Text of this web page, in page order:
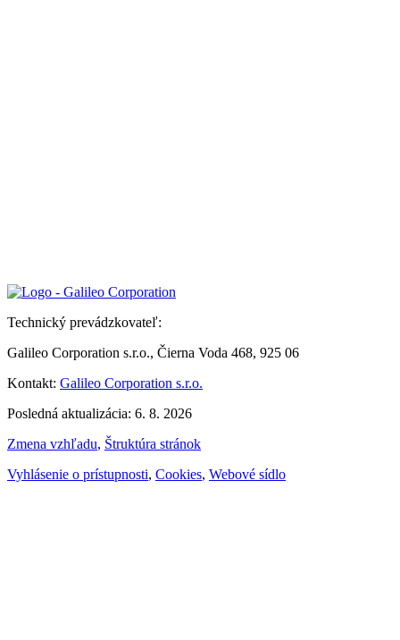
Technický prevádzkovateľ:
Galileo Corporation s.r.o., Čierna Voda 468, 925 06
Kontakt: Galileo Corporation s.r.o.
Posledná aktualizácia: 6. 8. 2026
Zmena vzhľadu, Štruktúra stránok
Vyhlásenie o prístupnosti, Cookies, Webové sídlo